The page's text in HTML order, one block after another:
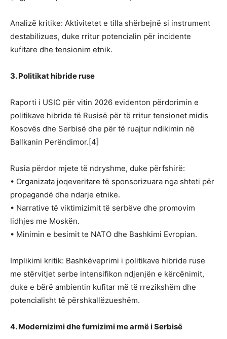
Analizë kritike: Aktivitetet e tilla shërbejnë si instrument
destabilizues, duke rritur potencialin për incidente
kufitare dhe tensionim etnik.
3. Politikat hibride ruse
Raporti i USIC për vitin 2026 evidenton përdorimin e
politikave hibride të Rusisë për të rritur tensionet midis
Kosovës dhe Serbisë dhe për të ruajtur ndikimin në
Ballkanin Perëndimor.[4]
Rusia përdor mjete të ndryshme, duke përfshirë:
• Organizata joqeveritare të sponsorizuara nga shteti për
propagandë dhe ndarje etnike.
• Narrative të viktimizimit të serbëve dhe promovim
lidhjes me Moskën.
• Minimin e besimit te NATO dhe Bashkimi Evropian.
Implikimi kritik: Bashkëveprimi i politikave hibride ruse
me stërvitjet serbe intensifikon ndjenjën e kërcënimit,
duke e bërë ambientin kufitar më të rrezikshëm dhe
potencialisht të përshkallëzueshëm.
4. Modernizimi dhe furnizimi me armë i Serbisë